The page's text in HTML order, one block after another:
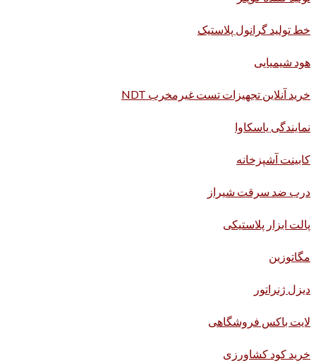
خط تولید گرانول پلاستیک
هود شیمیایی
خرید آنلاین تجهیزات تست غیرمخرب NDT
نمایندگی یاسکاوا
کابینت آشپزخانه
درب ضد سرقت شیراز
پالت ابزار پلاستیکی
مگاتوزین
دیزل ژنراتور
لایت باکس فروشگاهی
خرید کود کشاورزی